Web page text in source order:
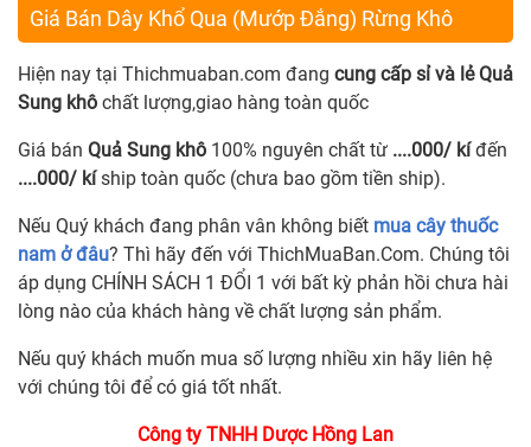
Giá Bán Dây Khổ Qua (Mướp Đắng) Rừng Khô
Hiện nay tại Thichmuaban.com đang cung cấp sỉ và lẻ Quả
Sung khô chất lượng,giao hàng toàn quốc
Giá bán Quả Sung khô 100% nguyên chất từ ....000/ kíđến
....000/ kíship toàn quốc (chưa bao gồm tiền ship).
Nếu Quý khách đang phân vân không biết mua cây thuốc
nam ở đâu? Thì hãy đến với ThichMuaBan.Com. Chúng tôi
áp dụng CHÍNH SÁCH 1 ĐỔI 1 với bất kỳ phản hồi chưa hài
lòng nào của khách hàng về chất lượng sản phẩm.
Nếu quý khách muốn mua số lượng nhiều xin hãy liên hệ
với chúng tôi để có giá tốt nhất.
Công ty TNHH Dược Hồng Lan